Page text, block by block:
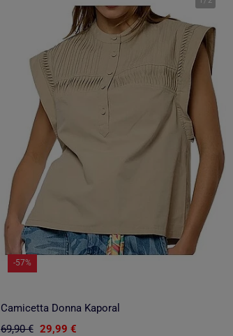
-57%
Camicetta Donna Kaporal
69,90 € 29,99 €